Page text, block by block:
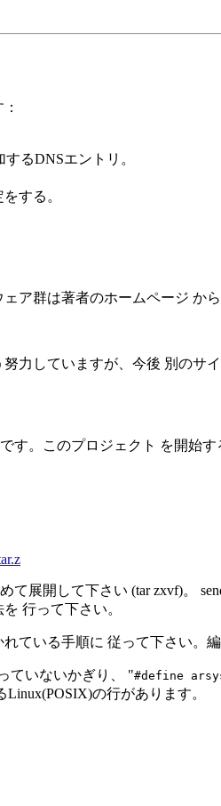
るDNSエントリ。
する。
ア群は著者のホームページ から
力していますが、今後 別のサ
す。このプロジェクト を開始
展開して下さい (tar zxvf)。
行って下さい。
ている手順に 従って下さい。
ていないかぎり、 "#define
の行があります。